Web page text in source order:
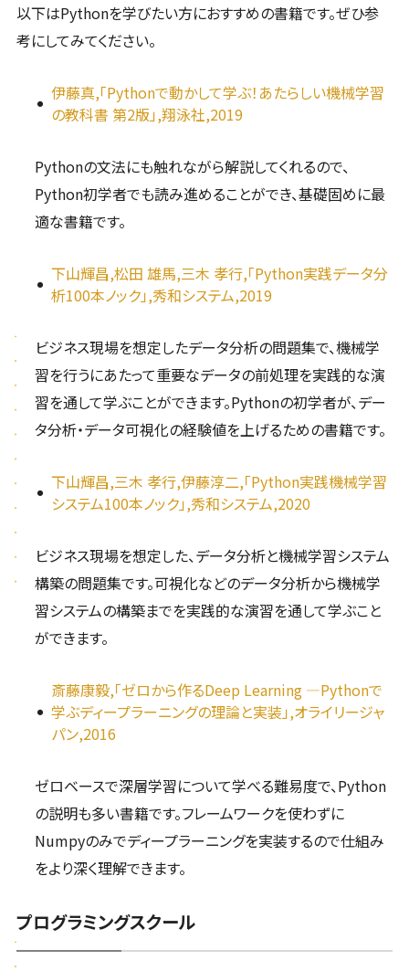
以下はPythonを学びたい方におすすめの書籍です。ぜひ参
考にしてみてください。
伊藤真,「Pythonで動かして学ぶ！あたらしい機械学習
の教科書 第2版」,翔泳社,2019
Pythonの文法にも触れながら解説してくれるので、
Python初学者でも読み進めることができ、基礎固めに最
適な書籍です。
下山輝昌,松田 雄馬,三木 孝行,「Python実践データ分
析100本ノック」,秀和システム,2019
ビジネス現場を想定したデータ分析の問題集で、機械学
習を行うにあたって重要なデータの前処理を実践的な演
習を通して学ぶことができます。Pythonの初学者が、デー
タ分析・データ可視化の経験値を上げるための書籍です。
下山輝昌,三木 孝行,伊藤淳二,「Python実践機械学習
システム100本ノック」,秀和システム,2020
ビジネス現場を想定した、データ分析と機械学習システム
構築の問題集です。可視化などのデータ分析から機械学
習システムの構築までを実践的な演習を通して学ぶこと
ができます。
斎藤康毅,「ゼロから作るDeep Learning ―Pythonで
学ぶディープラーニングの理論と実装」,オライリージャ
パン,2016
ゼロベースで深層学習について学べる難易度で、Python
の説明も多い書籍です。フレームワークを使わずに
Numpyのみでディープラーニングを実装するので仕組み
をより深く理解できます。
プログラミングスクール